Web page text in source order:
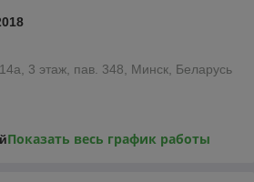
3 этаж, пав. 348, Минск, Беларусь
Показать весь график работы